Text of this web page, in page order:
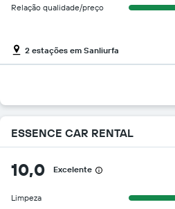
Relação qualidade/preço
2 estações em Sanliurfa
ESSENCE CAR RENTAL
10,0 Excelente
Limpeza